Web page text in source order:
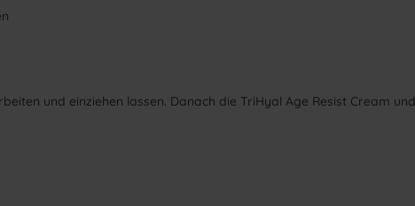
und einziehen lassen. Danach die TriHyal Age Resist Cream